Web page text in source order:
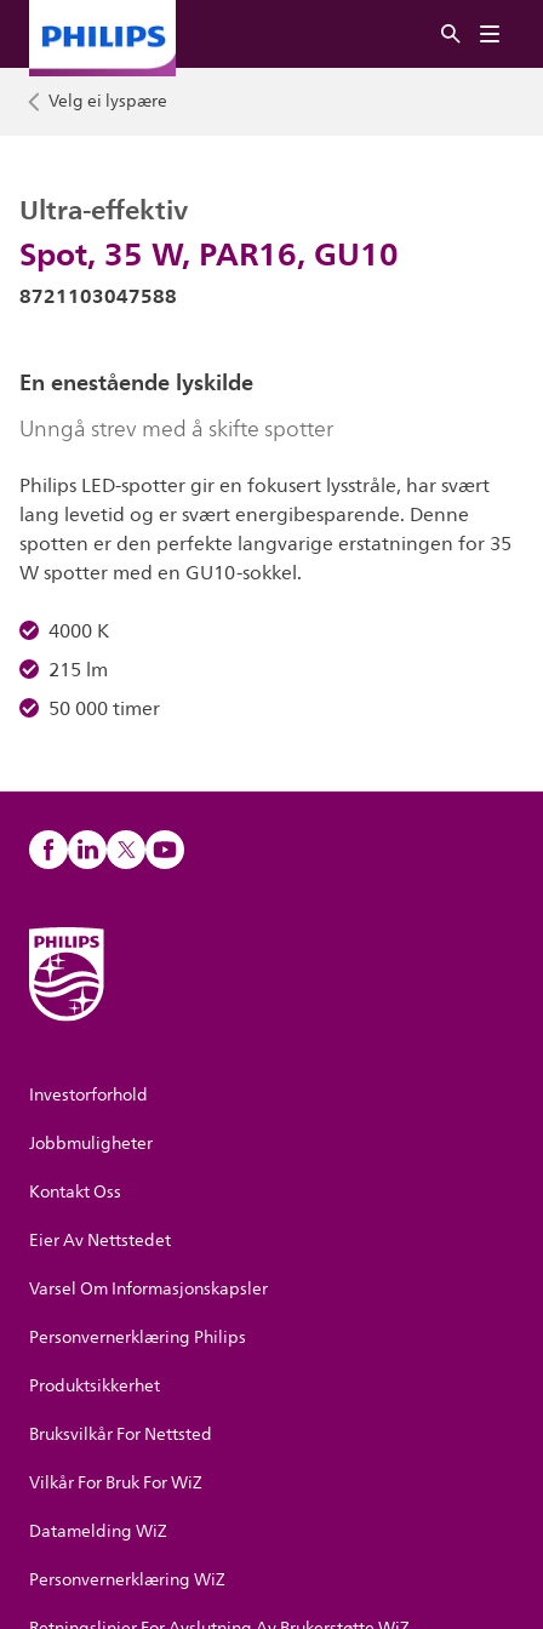
Velg ei lyspære
Spot, 35 W, PAR16, GU10
Ultra-effektiv
8721103047588
En enestående lyskilde
Unngå strev med å skifte spotter
Philips LED-spotter gir en fokusert lysstråle, har svært
lang levetid og er svært energibesparende. Denne
spotten er den perfekte langvarige erstatningen for 35
W spotter med en GU10-sokkel.
4000 K
215 lm
50 000 timer
Investorforhold
Jobbmuligheter
Kontakt Oss
Eier Av Nettstedet
Varsel Om Informasjonskapsler
Personvernerklæring Philips
Produktsikkerhet
Bruksvilkår For Nettsted
Vilkår For Bruk For WiZ
Datamelding WiZ
Personvernerklæring WiZ